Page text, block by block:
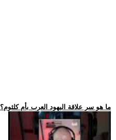
.. ما هو سر علاقة اليهود العرب بأم كلثوم؟